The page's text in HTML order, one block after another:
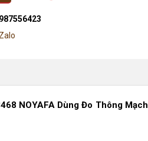
NOYAFA Dùng Đo Thông